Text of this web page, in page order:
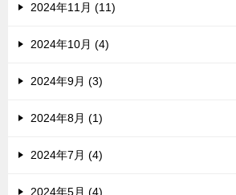
2024年11月 (11)
2024年10月 (4)
2024年9月 (3)
2024年8月 (1)
2024年7月 (4)
2024年5月 (4)